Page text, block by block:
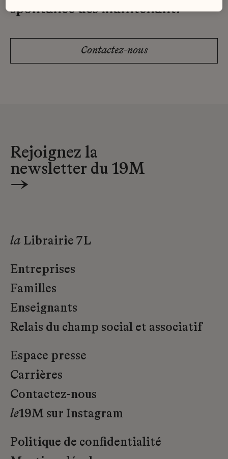
spontanée dès maintenant.
Contactez-nous
Rejoignez la
newsletter du 19M
→
la Librairie 7L
Entreprises
Familles
Enseignants
Relais du champ social et associatif
Espace presse
Carrières
Contactez-nous
le19M sur Instagram
Politique de confidentialité